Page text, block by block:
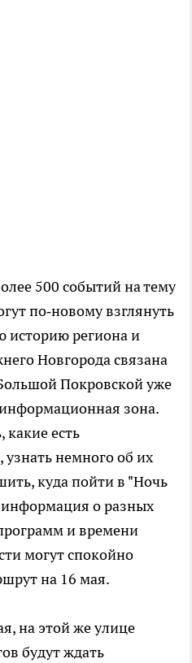
500 событий на тему
по‑новому взглянуть
историю региона и
Новгорода связана
Покровской уже
зона.
есть
немного об их
куда пойти в "Ночь
информация о разных
и времени
могут спокойно
на 16 мая.
на этой же улице
будут ждать